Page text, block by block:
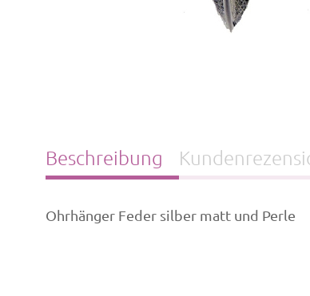
Beschreibung
Ohrhänger Feder silber matt und Perle